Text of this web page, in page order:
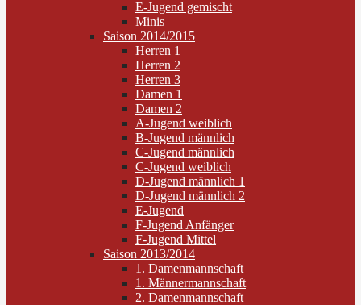
E-Jugend gemischt
Minis
Saison 2014/2015
Herren 1
Herren 2
Herren 3
Damen 1
Damen 2
A-Jugend weiblich
B-Jugend männlich
C-Jugend männlich
C-Jugend weiblich
D-Jugend männlich 1
D-Jugend männlich 2
E-Jugend
F-Jugend Anfänger
F-Jugend Mittel
Saison 2013/2014
1. Damenmannschaft
1. Männermannschaft
2. Damenmannschaft